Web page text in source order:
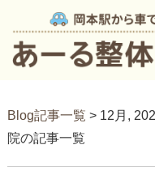
Blog記事一覧 > 12月,
院の記事一覧